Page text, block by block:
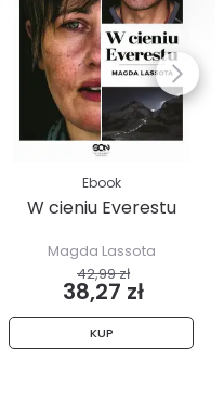
Ebook
W cieniu Everestu
Magda Lassota
42,99 zł
38,27 zł
KUP